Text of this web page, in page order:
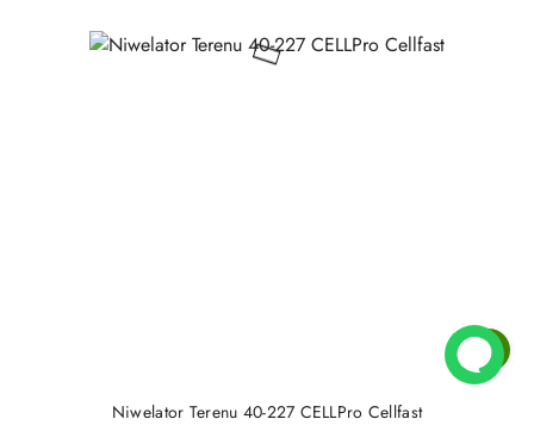
Niwelator Terenu 40-227 CELLPro Cellfast